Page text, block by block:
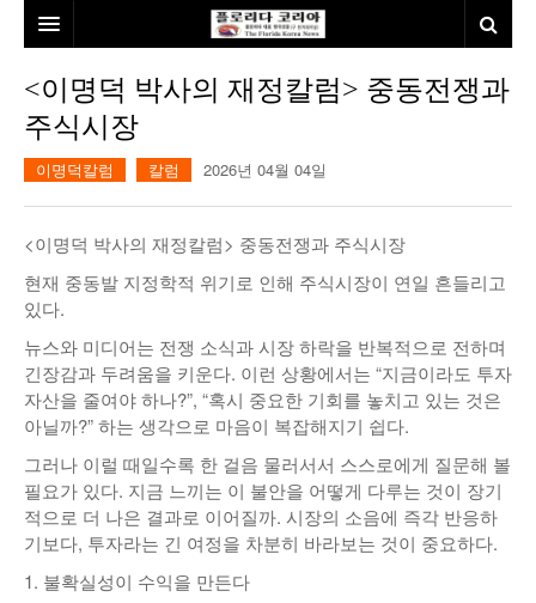
본사소개
뉴스
이명덕칼럼
김선옥칼럼
김원동칼럼
본보특집
100인선/독자광장
100인선
독자광장
여행
인근여행지
놀이공원
인터뷰/탐방
<이명덕 박사의 재정칼럼> 중동전쟁과
주식시장
이명덕칼럼 칼럼 2026년 04월 04일
<이명덕 박사의 재정칼럼> 중동전쟁과 주식시장
현재 중동발 지정학적 위기로 인해 주식시장이 연일 흔들리고
있다.
뉴스와 미디어는 전쟁 소식과 시장 하락을 반복적으로 전하며
긴장감과 두려움을 키운다. 이런 상황에서는 “지금이라도 투자
자산을 줄여야 하나?”, “혹시 중요한 기회를 놓치고 있는 것은
아닐까?” 하는 생각으로 마음이 복잡해지기 쉽다.
그러나 이럴 때일수록 한 걸음 물러서서 스스로에게 질문해 볼
필요가 있다. 지금 느끼는 이 불안을 어떻게 다루는 것이 장기
적으로 더 나은 결과로 이어질까. 시장의 소음에 즉각 반응하
기보다, 투자라는 긴 여정을 차분히 바라보는 것이 중요하다.
1. 불확실성이 수익을 만든다